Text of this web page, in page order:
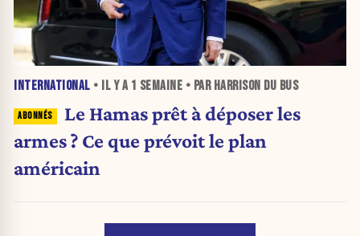
INTERNATIONAL • IL Y A 1 SEMAINE • PAR HARRISON DU BUS
Le Hamas prêt à déposer les
armes ? Ce que prévoit le plan
américain